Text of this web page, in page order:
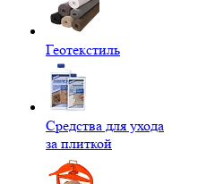
Геотекстиль
Средства для ухода
за плиткой